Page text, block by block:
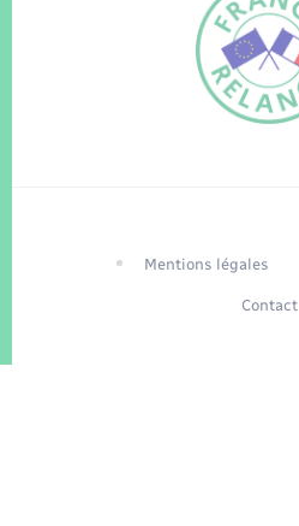
Mentions légales
Contact